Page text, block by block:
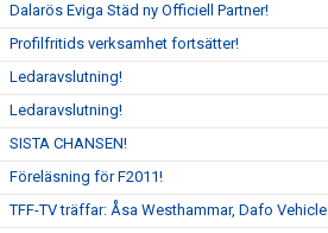
Dalarös Eviga Städ ny Officiell Partner!
Profilfritids verksamhet fortsätter!
Ledaravslutning!
Ledaravslutning!
SISTA CHANSEN!
Föreläsning för F2011!
TFF-TV träffar: Åsa Westhammar, Dafo Vehicle